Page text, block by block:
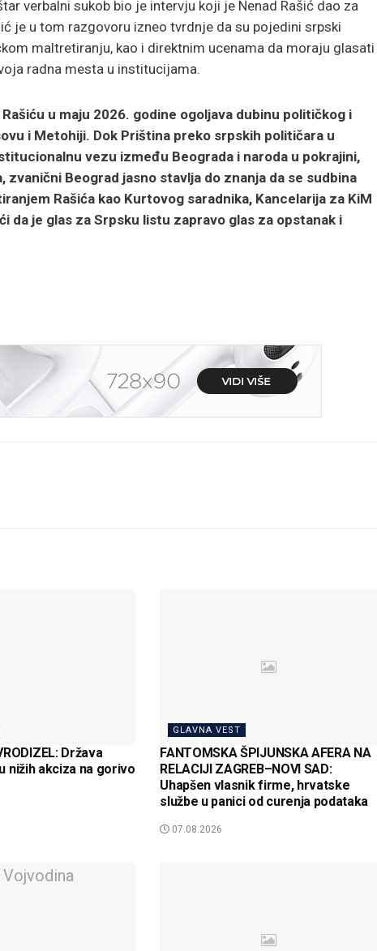
verbalni sukob bio je intervju koji je Nenad Rašić dao za
je u tom razgovoru izneo tvrdnje da su pojedini srpski
maltretiranju, kao i direktnim ucenama da moraju glasati
radna mesta u institucijama.
u maju 2026. godine ogoljava dubinu političkog i
i Metohiji. Dok Priština preko srpskih političara u
vezu između Beograda i naroda u pokrajini,
Beograd jasno stavlja do znanja da se sudbina
Rašića kao Kurtovog saradnika, Kancelarija za KiM
da je glas za Srpsku listu zapravo glas za opstanak i
Država
nižih akciza na gorivo
GLAVNA VEST
FANTOMSKA ŠPIJUNSKA AFERA NA
RELACIJI ZAGREB–NOVI SAD:
Uhapšen vlasnik firme, hrvatske
službe u panici od curenja podataka
07.08.2026